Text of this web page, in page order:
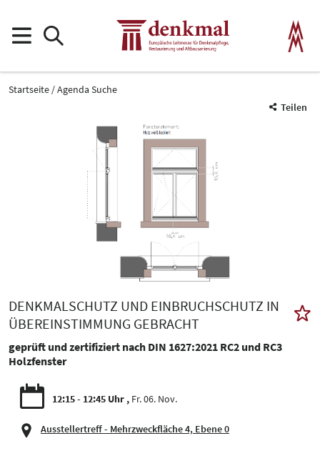
Startseite
Agenda Suche
Teilen
DENKMALSCHUTZ UND EINBRUCHSCHUTZ IN
ÜBEREINSTIMMUNG GEBRACHT
geprüft und zertifiziert nach DIN 1627:2021 RC2 und RC3
Holzfenster
12:15 - 12:45 Uhr Fr. 06. Nov.
Ausstellertreff - Mehrzweckfläche 4, Ebene 0